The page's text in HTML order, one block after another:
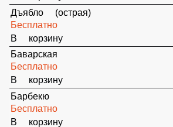
Барбекю
Бесплатно
В корзину
4 сезона
Бесплатно
В корзину